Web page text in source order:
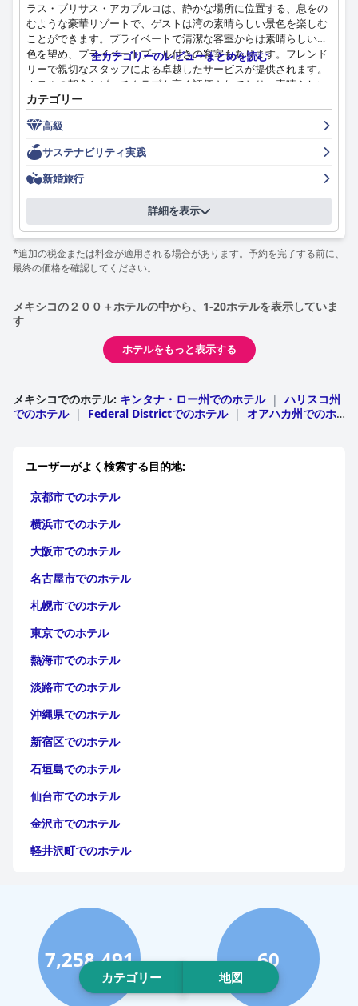
ラス・ブリサス・アカプルコは、静かな場所に位置する、息をの
むような豪華リゾートで、ゲストは湾の素晴らしい景色を楽しむ
ことができます。プライベートで清潔な客室からは素晴らしい景
色を望め、プライベートプール付きの客室もあります。フレンド
リーで親切なスタッフによる卓越したサービスが提供されます。
ホテルの朝食とビーチクラブも高く評価されており、素晴らしい
料理と細部へのこだわりが称賛されています。さらに、ホテルの
屋外プールエリアも同様に印象的で、清潔な海水と淡水のオプシ
ョン、そしてプライベートビーチがあります。ゲストは細部への
こだわりと卓越したサービスにより、最高の休暇体験を楽しんで
おり、ラス・ブリサス・アカプルコがお気に入りのホテルとなっ
ています。
全カテゴリーのレビューまとめを読む
カテゴリー
高級
サステナビリティ実践
新婚旅行
詳細を表示
*追加の税金または料金が適用される場合があります。予約を完了する前に、
最終の価格を確認してください。
メキシコの２００＋ホテルの中から、1-20ホテルを表示していま
す
ホテルをもっと表示する
メキシコでのホテル: キンタナ・ロー州でのホテル | ハリスコ州
でのホテル | Federal Districtでのホテル | オアハカ州でのホ
Sonoraでのホテル
州でのホテル | グアナフアト州でのホテル
ホテル | ケレタロ州でのホテル
Nuevo Leonでのホテル
ョアカン州でのホテル
ス・ポトシ州でのホテル
でのホテル | カンペチェ州でのホテル
サカテカス州でのホテル
カリエンテスでのホテル
のホテル | ドゥランゴでのホテル
ユーザーがよく検索する目的地:
京都市でのホテル
横浜市でのホテル
大阪市でのホテル
名古屋市でのホテル
札幌市でのホテル
東京でのホテル
熱海市でのホテル
淡路市でのホテル
沖縄県でのホテル
新宿区でのホテル
石垣島でのホテル
仙台市でのホテル
金沢市でのホテル
軽井沢町でのホテル
神戸市でのホテル
宮古島でのホテル
函館市でのホテル
ハワイイでのホテル
カテゴリー 地図
7,258,491 60